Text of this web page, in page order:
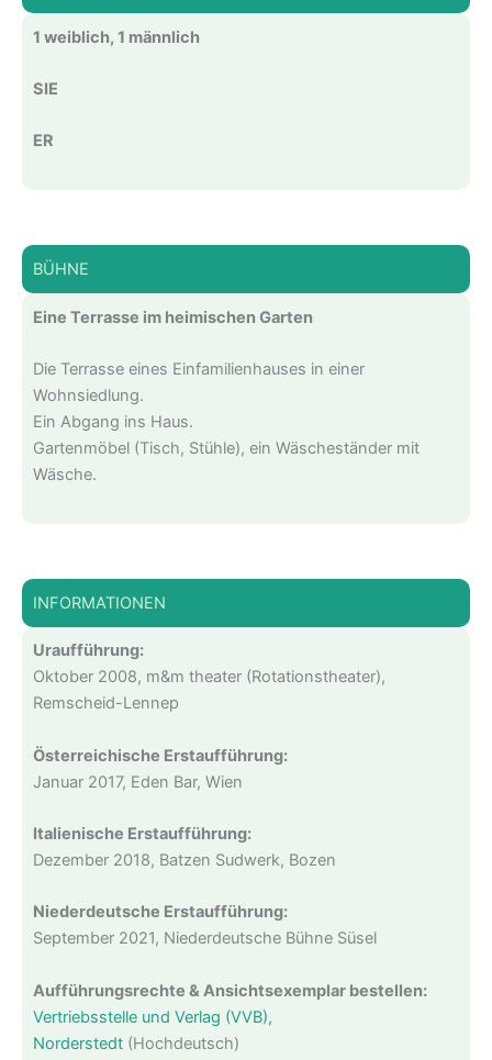
1 weiblich, 1 männlich
SIE
ER
BÜHNE
Eine Terrasse im heimischen Garten
Die Terrasse eines Einfamilienhauses in einer
Wohnsiedlung.
Ein Abgang ins Haus.
Gartenmöbel (Tisch, Stühle), ein Wäscheständer mit
Wäsche.
INFORMATIONEN
Uraufführung:
Oktober 2008, m&m theater (Rotationstheater),
Remscheid-Lennep
Österreichische Erstaufführung:
Januar 2017, Eden Bar, Wien
Italienische Erstaufführung:
Dezember 2018, Batzen Sudwerk, Bozen
Niederdeutsche Erstaufführung:
September 2021, Niederdeutsche Bühne Süsel
Aufführungsrechte & Ansichtsexemplar bestellen:
Vertriebsstelle und Verlag (VVB),
Norderstedt(Hochdeutsch)